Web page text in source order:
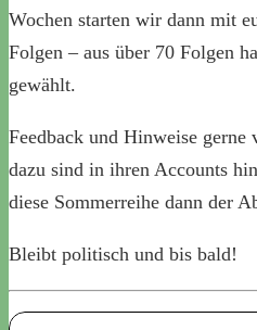
Wochen starten wir dann mit
Folgen – aus über 70 Folgen
gewählt.
Feedback und Hinweise
dazu sind in ihren Accounts
diese Sommerreihe dann der
Bleibt politisch und bis bald!